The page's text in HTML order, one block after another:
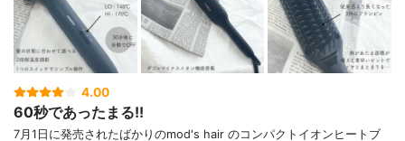
4.00
60秒であったまる!!
7月1日に発売されたばかりの mod's hair のコンパクトイオンヒートブ